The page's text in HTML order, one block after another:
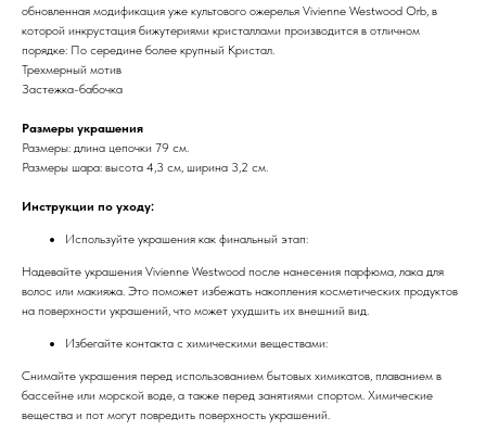
обновленная модификация уже культового ожерелья Vivienne Westwood Orb, в
которой инкрустация бижутериями кристаллами производится в отличном
порядке: По середине более крупный Кристал.
Трехмерный мотив
Застежка-бабочка
Размеры украшения
Размеры: длина цепочки 79 см.
Размеры шара: высота 4,3 см, ширина 3,2 см.
Инструкции по уходу:
Используйте украшения как финальный этап:
Надевайте украшения Vivienne Westwood после нанесения парфюма, лака для
волос или макияжа. Это поможет избежать накопления косметических продуктов
на поверхности украшений, что может ухудшить их внешний вид.
Избегайте контакта с химическими веществами:
Снимайте украшения перед использованием бытовых химикатов, плаванием в
бассейне или морской воде, а также перед занятиями спортом. Химические
вещества и пот могут повредить поверхность украшений.